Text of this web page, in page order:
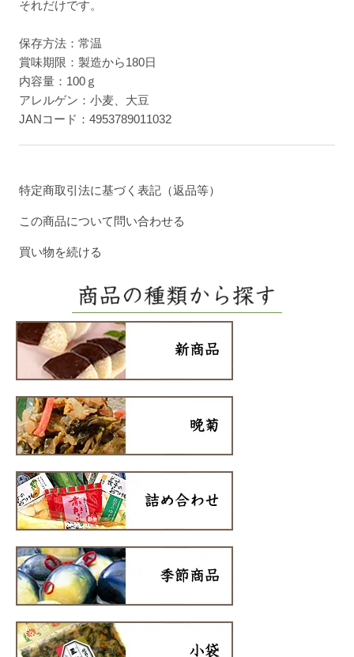
それだけです。
保存方法：常温
賞味期限：製造から180日
内容量：100ｇ
アレルゲン：小麦、大豆
JANコード：4953789011032
特定商取引法に基づく表記（返品等）
この商品について問い合わせる
買い物を続ける